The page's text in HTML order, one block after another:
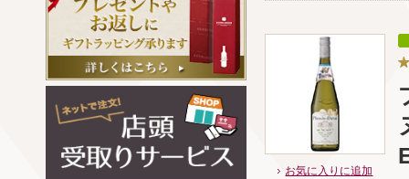
お気に入りに追加